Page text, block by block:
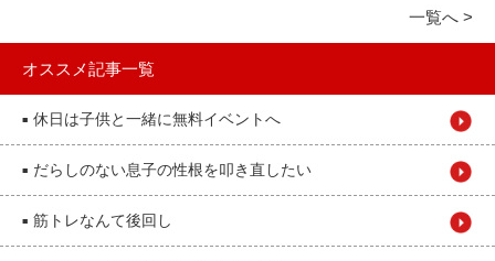
一覧へ >
オススメ記事一覧
■ 休日は子供と一緒に無料イベントへ
■ だらしのない息子の性根を叩き直したい
■ 筋トレなんて後回し